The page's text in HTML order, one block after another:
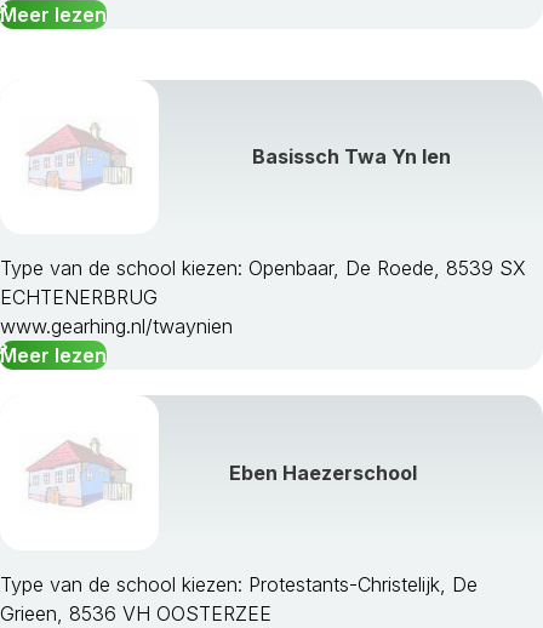
Meer lezen
Basissch Twa Yn Ien
Type van de school kiezen: Openbaar, De Roede, 8539 SX
ECHTENERBRUG
www.gearhing.nl/twaynien
Meer lezen
Eben Haezerschool
Type van de school kiezen: Protestants-Christelijk, De
Grieen, 8536 VH OOSTERZEE